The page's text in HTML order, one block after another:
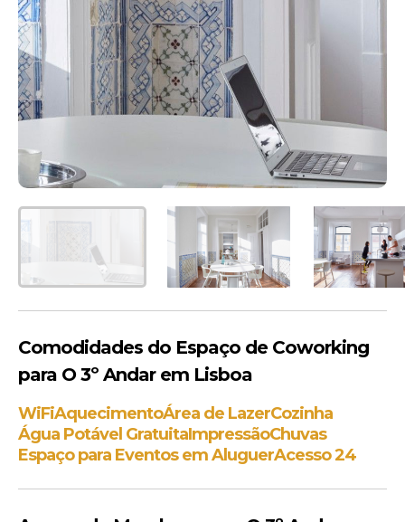
Comodidades do Espaço de Coworking
para O 3º Andar em Lisboa
WiFiAquecimentoÁrea de LazerCozinha
Água Potável GratuitaImpressãoChuvas
Espaço para Eventos em AluguerAcesso 24